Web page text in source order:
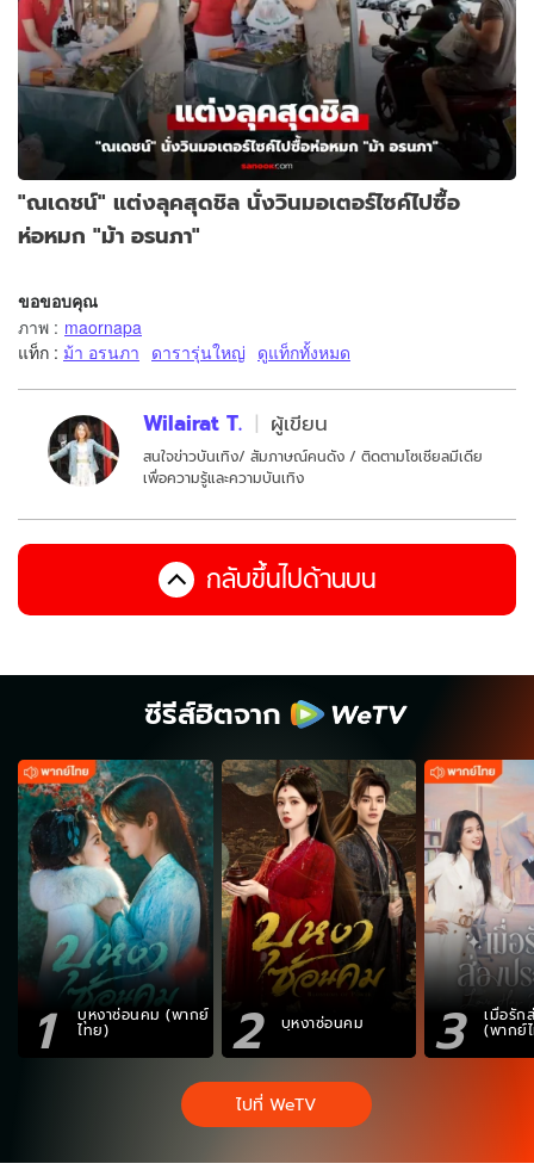
"ณเดชน์" แต่งลุคสุดชิล นั่งวินมอเตอร์ไซค์ไปซื้อ
ห่อหมก "ม้า อรนภา"
ขอขอบคุณ
ภาพ : maornapa
แท็ก : ม้า อรนภา ดารารุ่นใหญ่ ดูแท็กทั้งหมด
Wilairat T. ผู้เขียน
สนใจข่าวบันเทิง/ สัมภาษณ์คนดัง / ติดตามโซเชียลมีเดีย
เพื่อความรู้และความบันเทิง
กลับขึ้นไปด้านบน
ซีรีส์ฮิตจาก
1 บุหงาซ่อนคม (พากย์
ไทย) 2 บุหงาซ่อนคม 3 เมื่อรัก
(พากย์
ไปที่ WeTV